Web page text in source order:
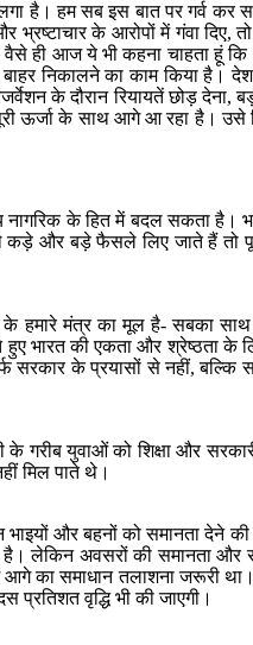
है। हम सब इस बात पर गर्व
के आरोपों में गंवा
ही आज ये भी कहना चाहता हूं
निकालने का काम किया है।
के दौरान रियायतें छोड़
ऊर्जा के साथ आगे आ रहा है।
के हित में बदल सकता है।
कड़े और बड़े फैसले लिए जाते हैं तो
के हमारे मंत्र का मूल है- सबका
भारत की एकता और श्रेष्ठता
सरकार के प्रयासों से नहीं,
गरीब युवाओं को शिक्षा और
मिल पाते थे।
भाइयों और बहनों को समानता
लेकिन अवसरों की समानता
समाधान तलाशना जरूरी
प्रतिशत वृद्धि भी की जाएगी।